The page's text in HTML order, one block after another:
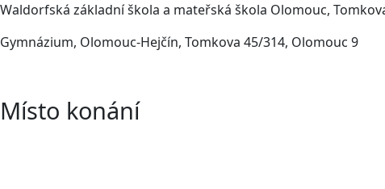
Waldorfská základní škola a mateřská škola Olomouc,
Gymnázium, Olomouc-Hejčín, Tomkova 45/314, Olomouc 9
Místo konání